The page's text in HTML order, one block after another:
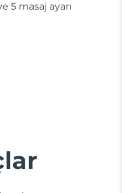
5 masaj ayarı